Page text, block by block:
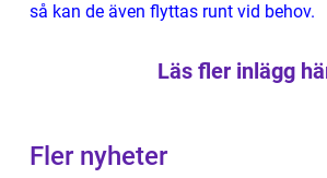
så kan de även flyttas runt vid behov.
Läs fler inlägg
Fler nyheter